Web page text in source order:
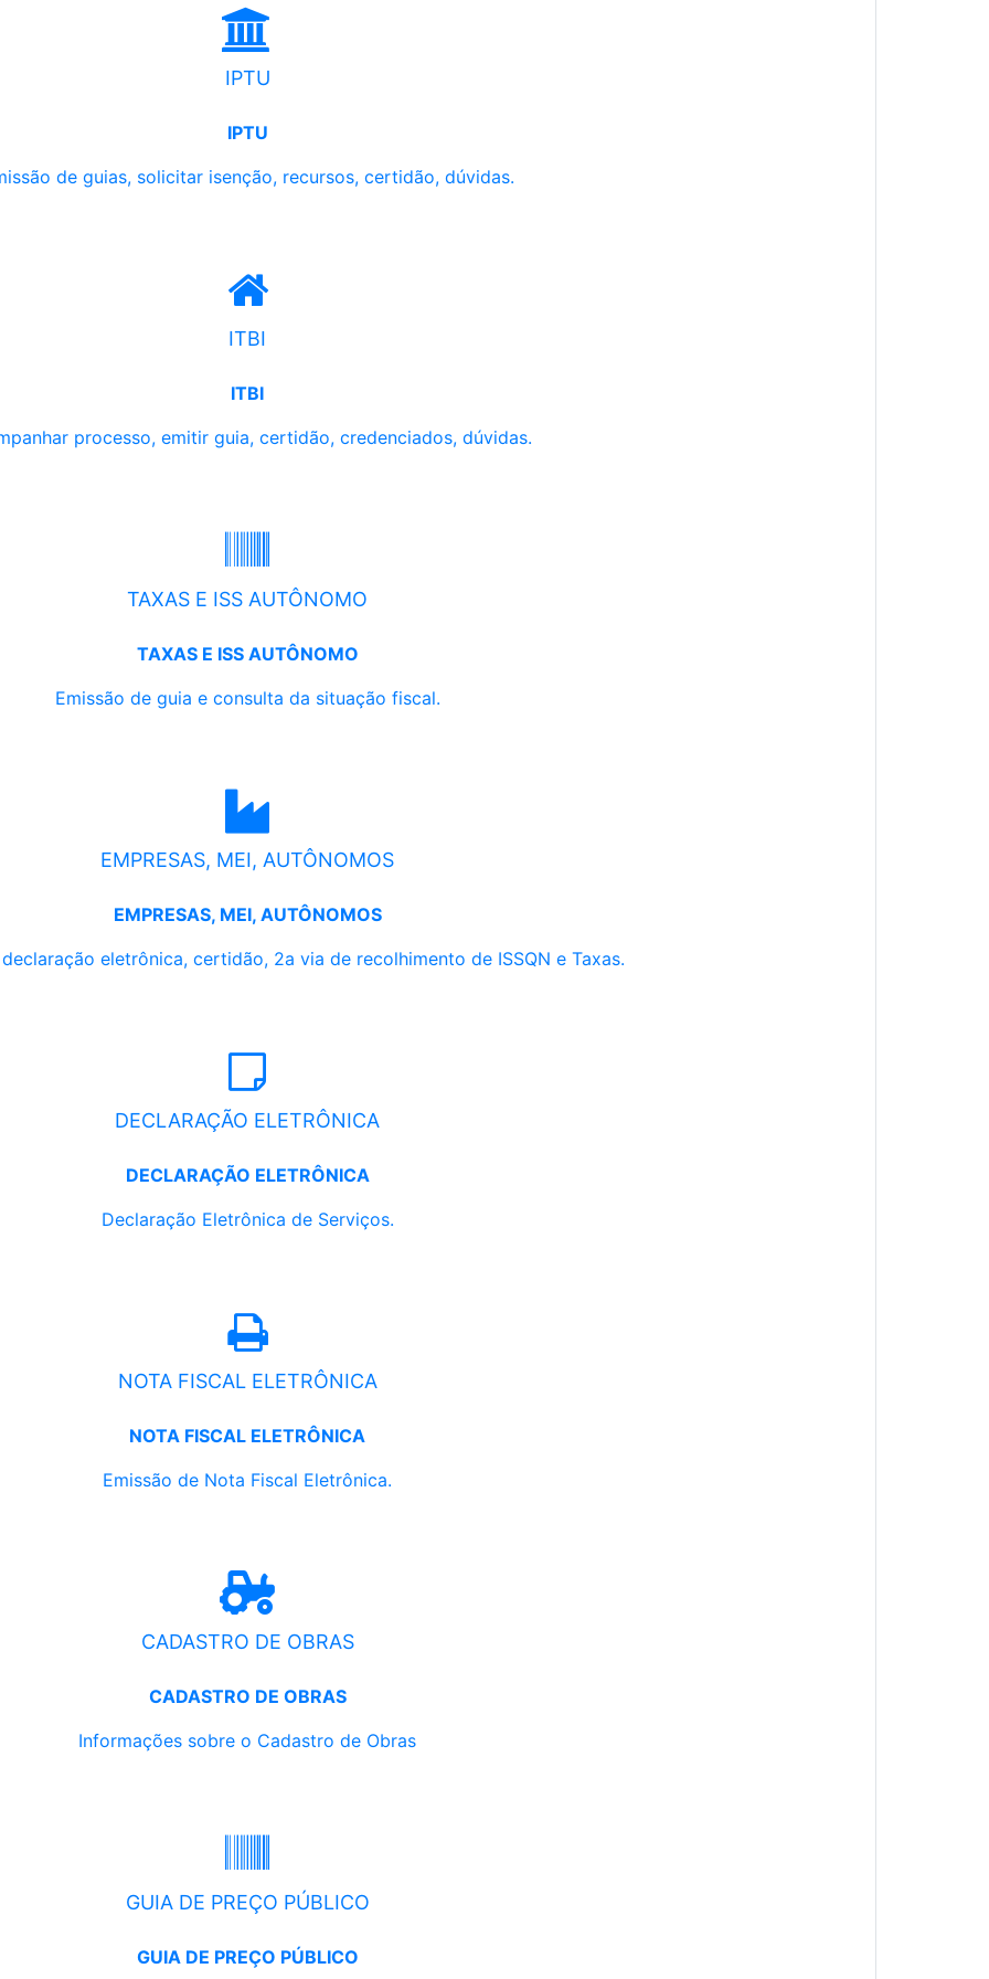
IPTU
IPTU
de guias, solicitar isenção, recursos, certidão, dúvidas.
ITBI
ITBI
processo, emitir guia, certidão, credenciados, dúvidas.
TAXAS E ISS AUTÔNOMO
TAXAS E ISS AUTÔNOMO
Emissão de guia e consulta da situação fiscal.
EMPRESAS, MEI, AUTÔNOMOS
EMPRESAS, MEI, AUTÔNOMOS
eletrônica, certidão, 2a via de recolhimento de ISSQN e Taxas.
DECLARAÇÃO ELETRÔNICA
DECLARAÇÃO ELETRÔNICA
Declaração Eletrônica de Serviços.
NOTA FISCAL ELETRÔNICA
NOTA FISCAL ELETRÔNICA
Emissão de Nota Fiscal Eletrônica.
CADASTRO DE OBRAS
CADASTRO DE OBRAS
Informações sobre o Cadastro de Obras
GUIA DE PREÇO PÚBLICO
GUIA DE PREÇO PÚBLICO